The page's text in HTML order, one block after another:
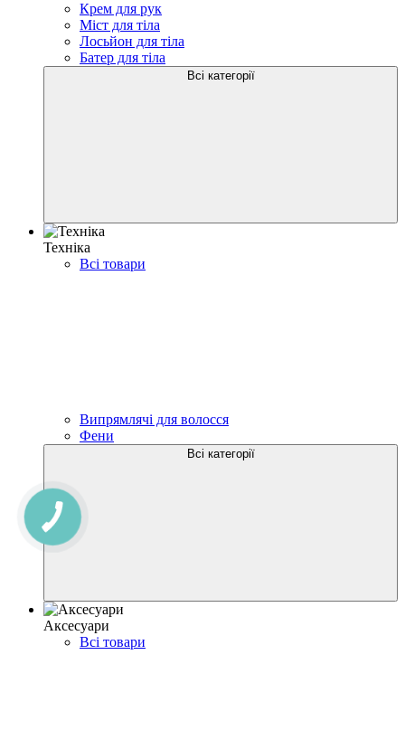
Крем для рук
Міст для тіла
Лосьйон для тіла
Батер для тіла
Всі категорії
Техніка
Всі товари
Випрямлячі для волосся
Фени
Всі категорії
Аксесуари
Всі товари